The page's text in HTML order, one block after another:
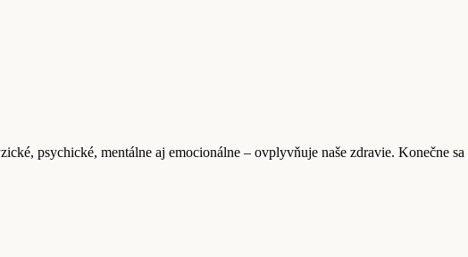
psychické, mentálne aj emocionálne – ovplyvňuje naše zdravie. Konečne